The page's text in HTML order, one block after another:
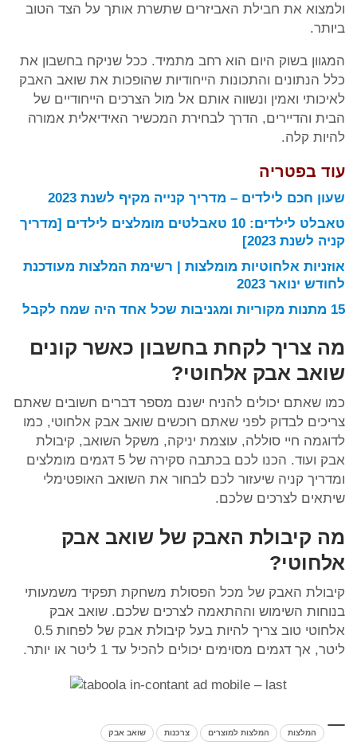
ולמצוא את חבילת האביזרים שתשרת אותך על הצד הטוב
ביותר.
המגוון בשוק היום הוא רחב מתמיד. ככל שניקח בחשבון את
כלל הנתונים והתכונות הייחודיות שהופכות את שואב האבק
לאיכותי ואמין ונשווה אותם אל מול הצרכים הייחודיים של
הבית והדיירים, הדרך לבחירת המכשיר האידיאלית אמורה
להיות קלה.
עוד בפטריה
שעון חכם לילדים – מדריך קנייה מקיף לשנת 2023
טאבלט לילדים: 10 טאבלטים מומלצים לילדים [מדריך
קניה לשנת 2023]
אוזניות אלחוטיות מומלצות | רשימת המלצות מעודכנת
לחודש ינואר 2023
15 מתנות מקוריות ומגניבות שכל אחד היה שמח לקבל
מה צריך לקחת בחשבון כאשר קונים
שואב אבק אלחוטי?
כמו שאתם יכולים להניח ישנם מספר דברים חשובים שאתם
צריכים לבדוק לפני שאתם רוכשים שואב אבק אלחוטי, כמו
לדוגמה חיי סוללה, עוצמת יניקה, משקל השואב, קיבולת
אבק ועוד. הכנו לכם בכתבה סקירה של 5 דגמים מומלצים
ומדריך קניה שיעזור לכם לבחור את השואב האופטימלי
שיתאים לצרכים שלכם.
מה קיבולת האבק של שואב אבק
אלחוטי?
קיבולת האבק של מכל הפסולת משחקת תפקיד משמעותי
בנוחות השימוש וההתאמה לצרכים שלכם. שואב אבק
אלחוטי טוב צריך להיות בעל קיבולת אבק של לפחות 0.5
ליטר, אך דגמים מסוימים יכולים להכיל עד 1 ליטר או יותר.
המלצות המלצות למוצרים צרכנות שואב אבק